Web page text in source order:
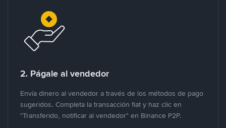
2. Págale al vendedor
Envía dinero al vendedor a través de los métodos de pago
sugeridos. Completa la transacción fiat y haz clic en
"Transferido, notificar al vendedor" en Binance P2P.